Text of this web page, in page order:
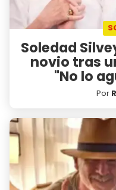
Soledad
novio tras
"No lo
Por